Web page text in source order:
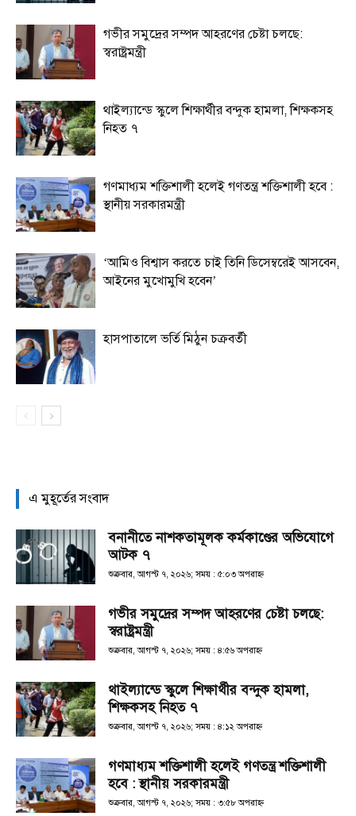
গভীর সমুদ্রের সম্পদ আহরণের চেষ্টা চলছে:
স্বরাষ্ট্রমন্ত্রী
থাইল্যান্ডে স্কুলে শিক্ষার্থীর বন্দুক হামলা, শিক্ষকসহ
নিহত ৭
গণমাধ্যম শক্তিশালী হলেই গণতন্ত্র শক্তিশালী হবে :
স্থানীয় সরকারমন্ত্রী
‘আমিও বিশ্বাস করতে চাই তিনি ডিসেম্বরেই আসবেন,
আইনের মুখোমুখি হবেন’
হাসপাতালে ভর্তি মিঠুন চক্রবর্তী
এ মুহূর্তের সংবাদ
বনানীতে নাশকতামূলক কর্মকাণ্ডের অভিযোগে
আটক ৭
শুক্রবার, আগস্ট ৭, ২০২৬; সময় : ৫:০৩ অপরাহ্ণ
গভীর সমুদ্রের সম্পদ আহরণের চেষ্টা চলছে:
স্বরাষ্ট্রমন্ত্রী
শুক্রবার, আগস্ট ৭, ২০২৬; সময় : ৪:৫৬ অপরাহ্ণ
থাইল্যান্ডে স্কুলে শিক্ষার্থীর বন্দুক হামলা,
শিক্ষকসহ নিহত ৭
শুক্রবার, আগস্ট ৭, ২০২৬; সময় : ৪:১২ অপরাহ্ণ
গণমাধ্যম শক্তিশালী হলেই গণতন্ত্র শক্তিশালী
হবে : স্থানীয় সরকারমন্ত্রী
শুক্রবার, আগস্ট ৭, ২০২৬; সময় : ৩:৫৮ অপরাহ্ণ